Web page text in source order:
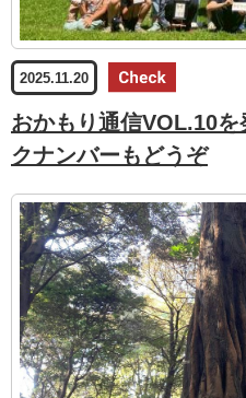
2025.11.20
おかもり通信VOL.10
クナンバーもどうぞ